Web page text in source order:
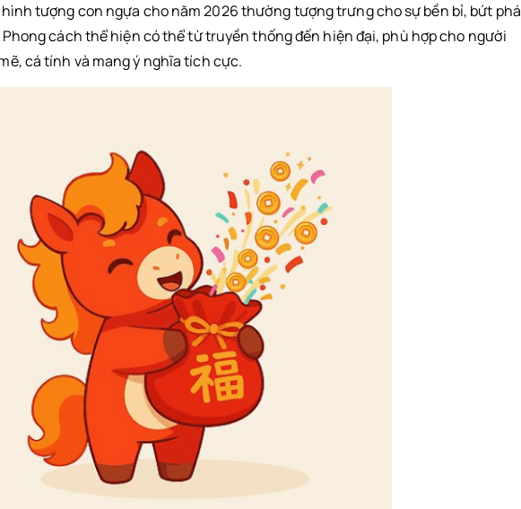
tượng con ngựa cho năm 2026 thường tượng trưng cho sự bền bỉ, bứt phá
cách thể hiện có thể từ truyền thống đến hiện đại, phù hợp cho người
cá tính và mang ý nghĩa tích cực.